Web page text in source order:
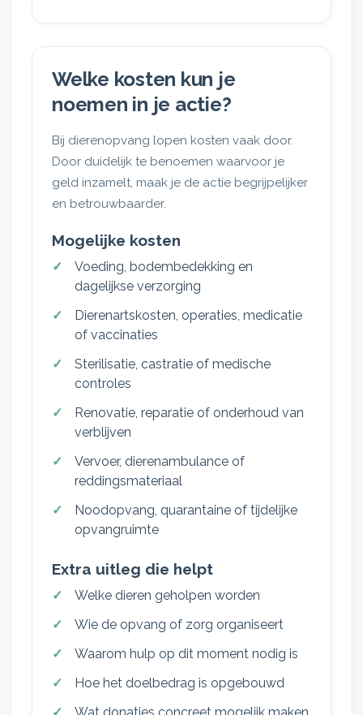
Welke kosten kun je
noemen in je actie?
Bij dierenopvang lopen kosten vaak door.
Door duidelijk te benoemen waarvoor je
geld inzamelt, maak je de actie begrijpelijker
en betrouwbaarder.
Mogelijke kosten
Voeding, bodembedekking en
dagelijkse verzorging
Dierenartskosten, operaties, medicatie
of vaccinaties
Sterilisatie, castratie of medische
controles
Renovatie, reparatie of onderhoud van
verblijven
Vervoer, dierenambulance of
reddingsmateriaal
Noodopvang, quarantaine of tijdelijke
opvangruimte
Extra uitleg die helpt
Welke dieren geholpen worden
Wie de opvang of zorg organiseert
Waarom hulp op dit moment nodig is
Hoe het doelbedrag is opgebouwd